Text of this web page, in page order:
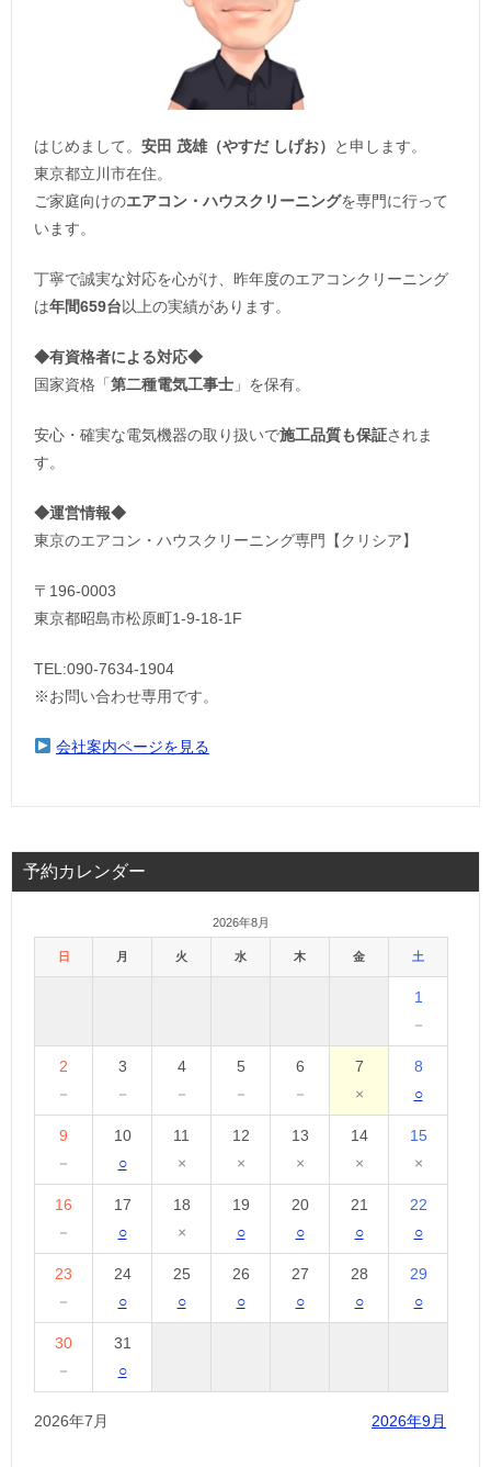
はじめまして。 安田 茂雄（やすだ しげお）
と申します。
東京都立川市在住。
ご家庭向けのエアコン・ハウスクリーニングを専門に行って
います。
丁寧で誠実な対応を心がけ、昨年度のエアコンクリーニング
は年間659台以上の実績があります。
◆有資格者による対応◆
国家資格「第二種電気工事士 」を保有。
安心・確実な電気機器の取り扱いで施工品質も保証されま
す。
◆運営情報◆
東京のエアコン・ハウスクリーニング専門【クリシア】
〒196-0003
東京都昭島市松原町1-9‐18‐1F
TEL:090-7634-1904
※お問い合わせ専用です。
会社案内ページを見る
予約カレンダー
2026年8月
日 月 火 水 木 金 土
1
－
2
－
3
－
4
－
5
－
6
－
7
×
8
○
9
－
10
○
11
×
12
×
13
×
14
×
15
×
16
－
17
○
18
×
19
○
20
○
21
○
22
○
23
－
24
○
25
○
26
○
27
○
28
○
29
○
30
－
31
○
2026年7月 2026年9月